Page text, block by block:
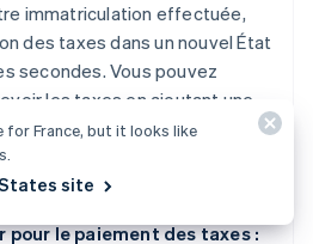
immatriculation effectuée,
des taxes dans un nouvel État
secondes. Vous pouvez
les taxes en ajoutant une
intégration Stripe existante,
des taxes d’un simple clic
pour le paiement des taxes :
for France, but it looks like
site